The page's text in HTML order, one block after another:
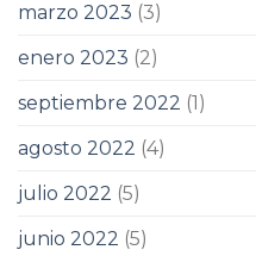
marzo 2023 (3)
enero 2023 (2)
septiembre 2022 (1)
agosto 2022 (4)
julio 2022 (5)
junio 2022 (5)